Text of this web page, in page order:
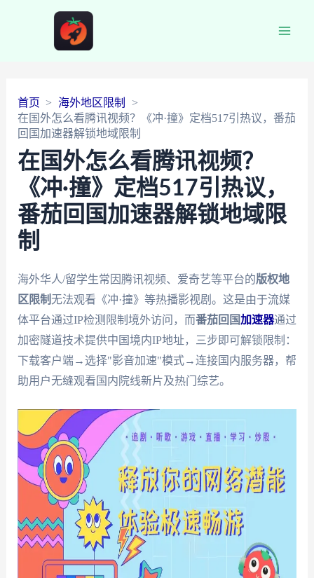
首页
海外地区限制
在国外怎么看腾讯视频？《冲·撞》定档517引热议，番茄
回国加速器解锁地域限制
在国外怎么看腾讯视频？
《冲·撞》定档517引热议，
番茄回国加速器解锁地域限
制
海外华人/留学生常因腾讯视频、爱奇艺等平台的版权地
区限制无法观看《冲·撞》等热播影视剧。这是由于流媒
体平台通过IP检测限制境外访问，而番茄回国加速器通过
加密隧道技术提供中国境内IP地址，三步即可解锁限制：
下载客户端→选择"影音加速"模式→连接国内服务器，帮
助用户无缝观看国内院线新片及热门综艺。